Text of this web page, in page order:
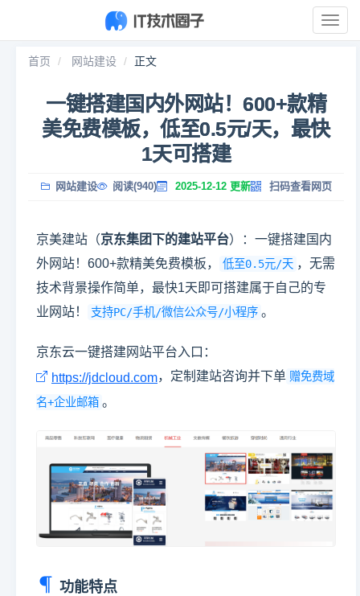
展
开
首页 网站建设 正文
一键搭建国内外网站！600+款精
美免费模板，低至0.5元/天，最快
1天可搭建
网站建设 阅读(940) 2025-12-12 更新 扫码查看网页
京美建站（京东集团下的建站平台）：一键搭建国内
外网站！600+款精美免费模板，
低至0.5元/天 ，无需
技术背景操作简单，最快1天即可搭建属于自己的专
业网站！
支持PC/手机/微信公众号/小程序 。
京东云一键搭建网站平台入口：
https://jdcloud.com，定制建站咨询并下单 赠免费域
名+企业邮箱 。
功能特点